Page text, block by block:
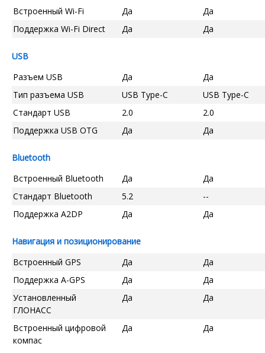
Встроенный Wi-Fi
Да
Да
Поддержка Wi-Fi Direct
Да Да
USB
Разъем USB
Да
Да
Тип разъема USB
USB Type-C
USB Type-C
Стандарт USB
2.0
2.0
Поддержка USB OTG
Да Да
Bluetooth
Встроенный Bluetooth
Да
Да
Стандарт Bluetooth
5.2
--
Поддержка A2DP
Да Да
Навигация и позиционирование
Встроенный GPS
Да
Да
Поддержка A-GPS
Да
Да
Установленный
ГЛОНАСС
Да Да
Встроенный цифровой
компас
Да Да